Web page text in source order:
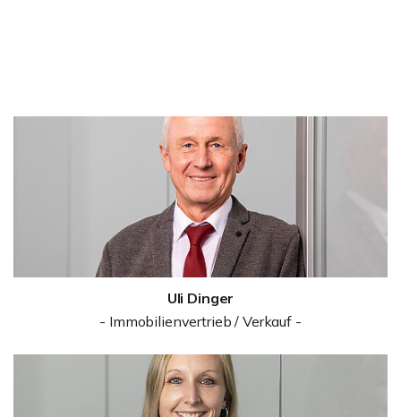
Uli Dinger
- Immobilienvertrieb / Verkauf -